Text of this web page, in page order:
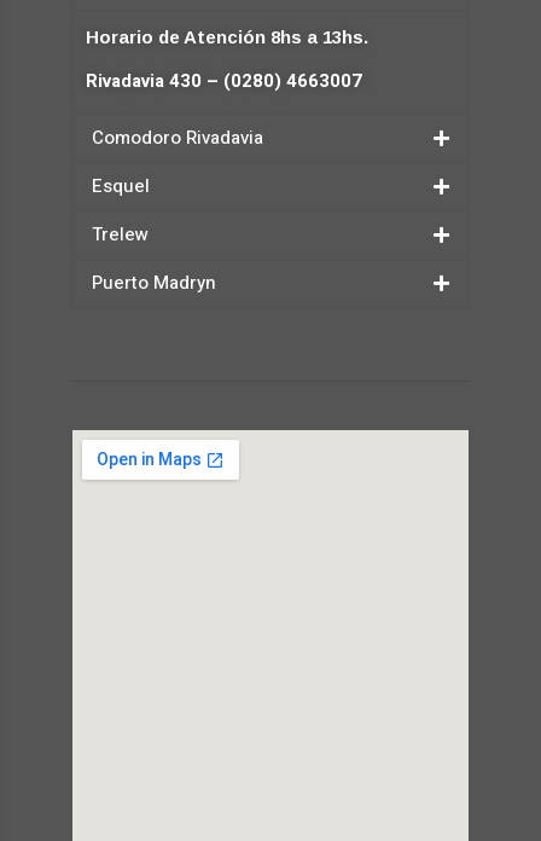
Horario de Atención 8hs a 13hs.
Rivadavia 430 – (0280) 4663007
Comodoro Rivadavia
Esquel
Trelew
Puerto Madryn